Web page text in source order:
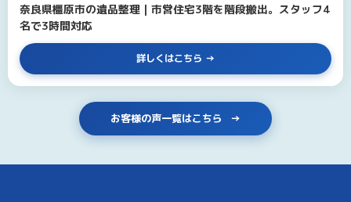
奈良県橿原市の遺品整理｜市営住宅3階を階段搬出。スタッフ4
名で3時間対応
詳しくはこちら
お客様の声一覧はこちら